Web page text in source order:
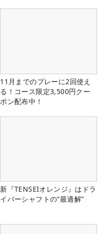
11月までのプレーに2回使え
る！コース限定3,500円クー
ポン配布中！
新『TENSEIオレンジ』はドラ
イバーシャフトの“最適解”